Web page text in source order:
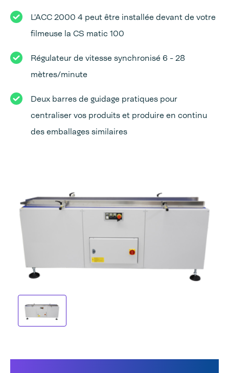
L'ACC 2000 4 peut être installée devant de votre
filmeuse la CS matic 100
Régulateur de vitesse synchronisé 6 - 28
mètres/minute
Deux barres de guidage pratiques pour
centraliser vos produits et produire en continu
des emballages similaires